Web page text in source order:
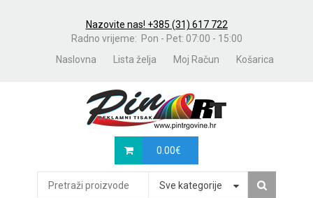
Nazovite nas! +385 (31) 617 722
Radno vrijeme: Pon - Pet: 07:00 - 15:00
Naslovna
Lista želja Moj Račun Košarica
0.00€
Sve kategorije